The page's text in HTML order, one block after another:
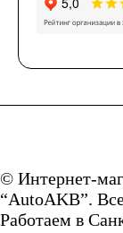
© Интернет-
“AutoAKB”.
Работаем в